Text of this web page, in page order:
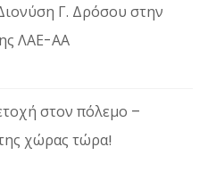
Γ. Δρόσου στην
ΛΑΕ-ΑΑ
στον πόλεμο –
χώρας τώρα!